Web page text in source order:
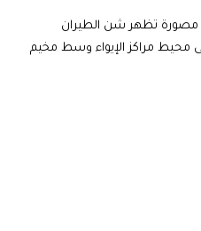
مصورة تظهر شن الطيران
محيط مراكز الإيواء وسط مخيم